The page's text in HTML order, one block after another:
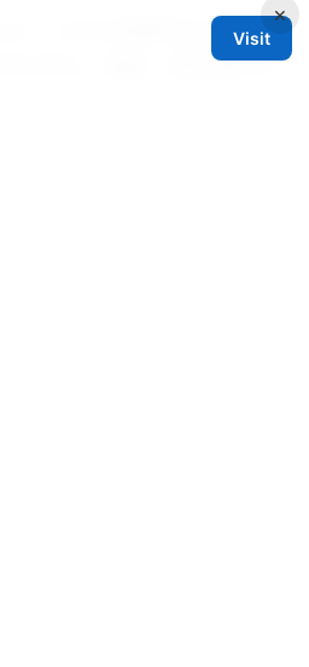
：2025年最新安全指南，
对比、速度、隐私保护与
×
Visit